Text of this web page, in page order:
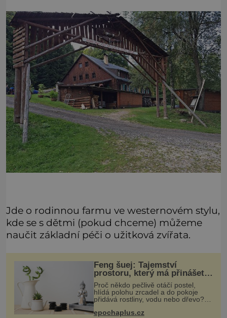
Jde o rodinnou farmu ve westernovém stylu,
kde se s dětmi (pokud chceme) můžeme
naučit základní péči o užitková zvířata.
Feng šuej: Tajemství
prostoru, který má přinášet
štěstí
Proč někdo pečlivě otáčí postel,
hlídá polohu zrcadel a do pokoje
přidává rostliny, vodu nebo dřevo?
Feng šuej tvrdí, že domov není jen
soubor zdí a nábytku. Je to prostor,
epochaplus.cz